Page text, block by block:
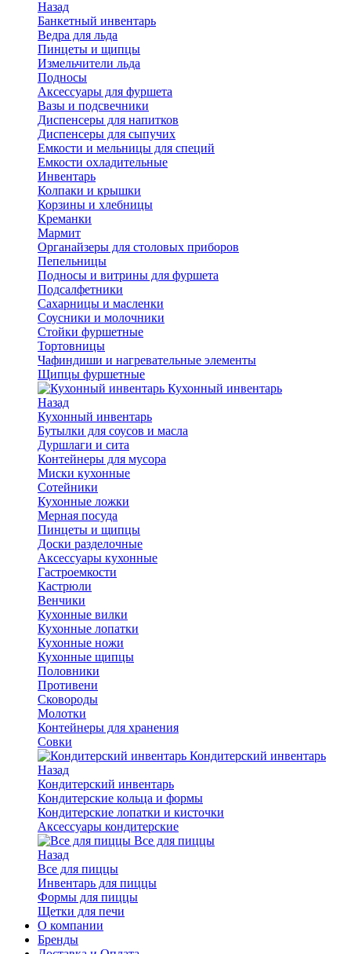
Назад
Банкетный инвентарь
Ведра для льда
Пинцеты и щипцы
Измельчители льда
Подносы
Аксессуары для фуршета
Вазы и подсвечники
Диспенсеры для напитков
Диспенсеры для сыпучих
Емкости и мельницы для специй
Емкости охладительные
Инвентарь
Колпаки и крышки
Корзины и хлебницы
Креманки
Мармит
Органайзеры для столовых приборов
Пепельницы
Подносы и витрины для фуршета
Подсалфетники
Сахарницы и масленки
Соусники и молочники
Стойки фуршетные
Тортовницы
Чафиндиши и нагревательные элементы
Щипцы фуршетные
Кухонный инвентарь
Назад
Кухонный инвентарь
Бутылки для соусов и масла
Дуршлаги и сита
Контейнеры для мусора
Миски кухонные
Сотейники
Кухонные ложки
Мерная посуда
Пинцеты и щипцы
Доски разделочные
Аксессуары кухонные
Гастроемкости
Кастрюли
Венчики
Кухонные вилки
Кухонные лопатки
Кухонные ножи
Кухонные щипцы
Половники
Противени
Сковороды
Молотки
Контейнеры для хранения
Совки
Кондитерский инвентарь
Назад
Кондитерский инвентарь
Кондитерские кольца и формы
Кондитерские лопатки и кисточки
Аксессуары кондитерские
Все для пиццы
Назад
Все для пиццы
Инвентарь для пиццы
Формы для пиццы
Щетки для печи
О компании
Бренды